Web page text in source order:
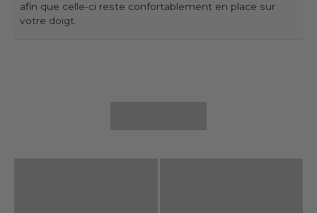
afin que celle-ci reste confortablement en place sur
votre doigt.